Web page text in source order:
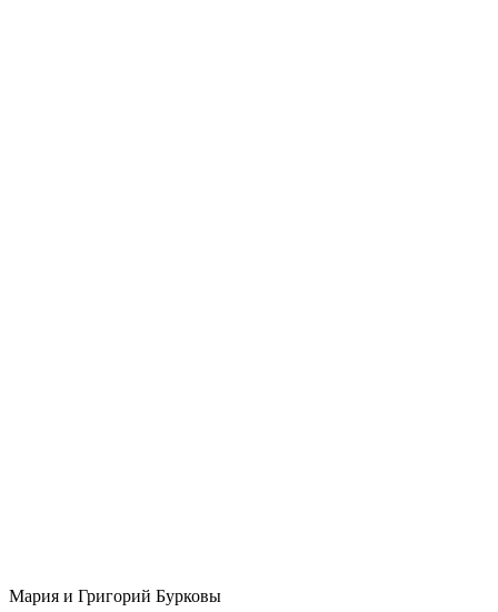
Мария и Григорий Бурковы